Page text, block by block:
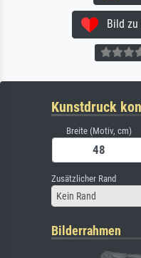
Bild zu
Kunstdruck
Breite (Motiv, cm)
Zusätzlicher Rand
Kein Rand
Bilderrahmen